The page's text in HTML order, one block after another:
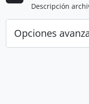
Descripción
Opciones